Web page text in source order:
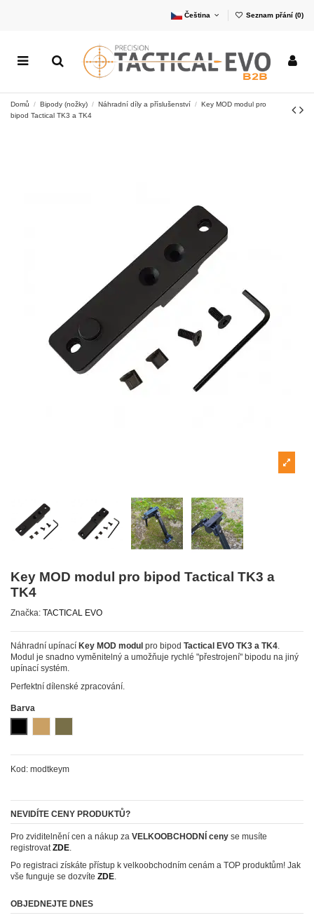
Čeština Seznam přání (0)
Domů Bipody (nožky) Náhradní díly a příslušenství
Key MOD modul pro
bipod Tactical TK3 a TK4
Key MOD modul pro bipod Tactical TK3 a
TK4
Značka: TACTICAL EVO
Náhradní upínací Key MOD modul pro bipod Tactical EVO TK3 a TK4.
Modul je snadno vyměnitelný a umožňuje rychlé "přestrojení" bipodu na jiný
upínací systém.
Perfektní dílenské zpracování.
Barva
Kod: modtkeym
NEVIDÍTE CENY PRODUKTŮ?
Pro zviditelnění cen a nákup za VELKOOBCHODNÍ ceny se musíte
registrovat ZDE
Po registraci získáte přístup k velkoobchodním cenám a TOP produktům! Jak
vše funguje se dozvíte ZDE.
OBJEDNEJTE DNES